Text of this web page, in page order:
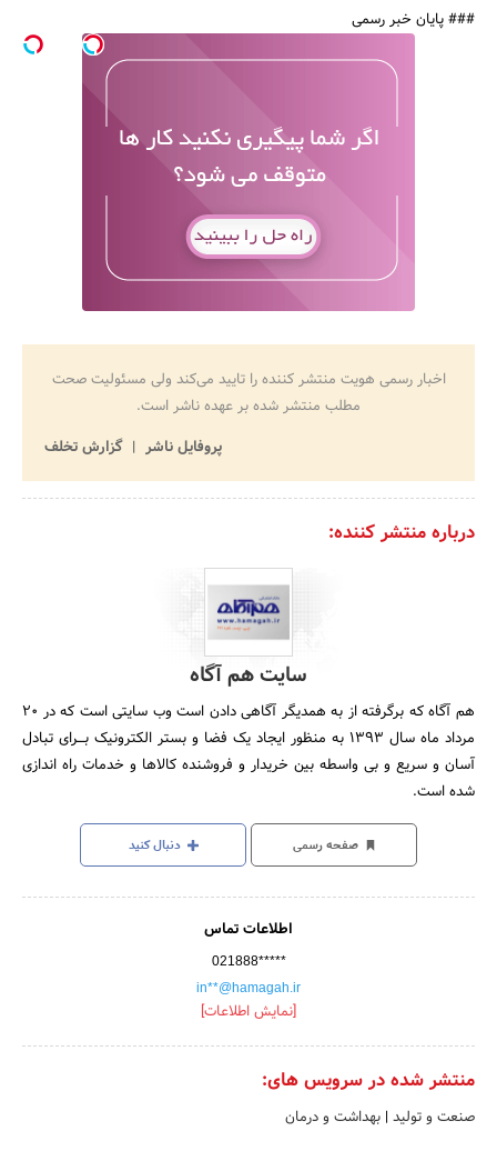
### پایان خبر رسمی
اخبار رسمی هویت منتشر کننده را تایید می‌کند ولی مسئولیت صحت
مطلب منتشر شده بر عهده ناشر است.
پروفایل ناشر
گزارش تخلف
درباره منتشر کننده:
سایت هم آگاه
هم آگاه که برگرفته از به همدیگر آگاهی دادن است وب سایتی است که در 20
مرداد ماه سال 1393 به منظور ایجاد یک فضا و بستر الکترونیک بـــرای تبادل
آسان و سریع و بی واسطه بین خریدار و فروشنده کالاها و خدمات راه اندازی
شده است.
صفحه رسمی دنبال کنید
اطلاعات تماس
021888*****
in**@hamagah.ir
[نمایش اطلاعات]
منتشر شده در سرویس های:
صنعت و تولید | بهداشت و درمان